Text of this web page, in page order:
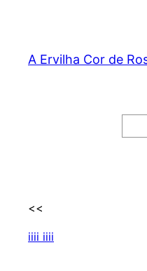
content
A Ervilha Cor de
<<
iiii iiii